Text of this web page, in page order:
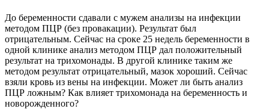
До беременности сдавали с мужем анализы на инфекции
методом ПЦР (без провакации). Результат был
отрицательным. Сейчас на сроке 25 недель беременности в
одной клинике анализ методом ПЦР дал положительный
результат на трихомонады. В другой клинике таким же
методом результат отрицательный, мазок хороший. Cейчас
взяли кровь из вены на инфекции. Может ли быть анализ
ПЦР ложным? Как влияет трихомонада на беременность и
новорожденного?